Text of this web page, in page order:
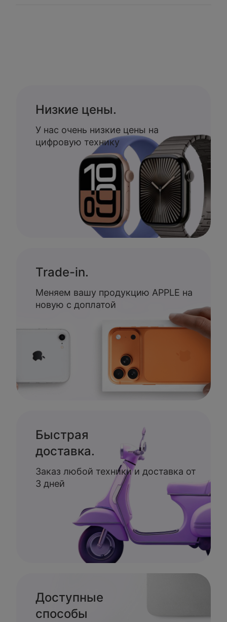
Низкие цены.
У нас очень низкие цены на
цифровую технику
Trade-in.
Меняем вашу продукцию APPLE на
новую с доплатой
Быстрая
доставка.
Заказ любой техники и доставка от
3 дней
Доступные
способы